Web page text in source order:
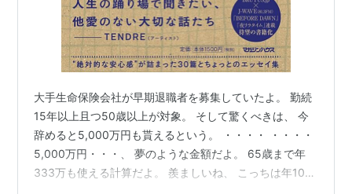
大手生命保険会社が早期退職者を募集していたよ。 勤続
15年以上且つ50歳以上が対象。 そして驚くべきは、 今
辞めると5,000万円も貰えるという。 ・・・・ ・・・・
5,000万円・・・、 夢のような金額だよ。 65歳まで年
333万も使える計算だよ。 羨ましいね、 こっちは年100